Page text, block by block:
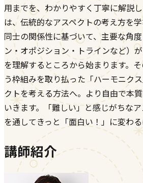
用までを、わかりやすく丁寧に解説
は、伝統的なアスペクトの考え方を
同士の関係性に基づいて、主要な角
ン・オポジション・トラインなど）
を理解するところから始まります。
う枠組みを取り払った「ハーモニク
クトを考える方法へ。より自由で本
いきます。「難しい」と感じがちな
を通してきっと「面白い！」に変わる
講師紹介